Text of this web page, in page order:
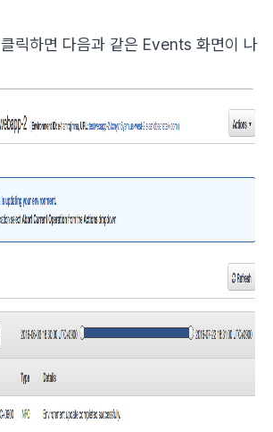
릭하면 다음과 같은 Events 화면이 나